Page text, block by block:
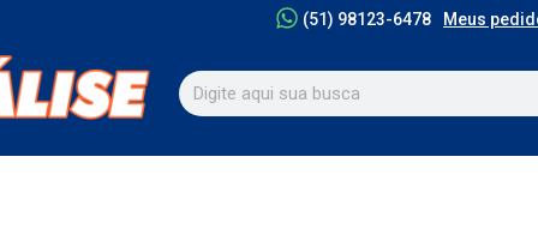
Meus
(51) 98123-6478